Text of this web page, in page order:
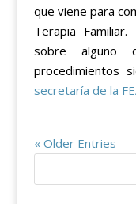
que viene para
Terapia
sobre alguno
procedimientos
secretaría de la
« Older Entries